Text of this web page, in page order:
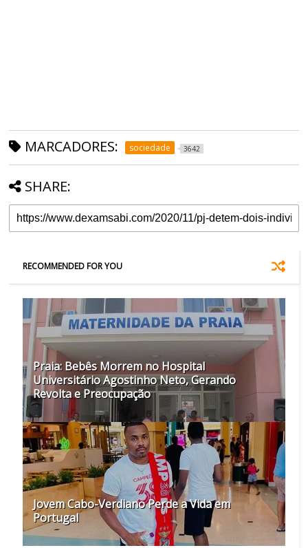
MARCADORES: sociedade 3642
SHARE:
RECOMMENDED FOR YOU
Praia: Bebês Morrem no Hospital
Universitário Agostinho Neto, Gerando
Revolta e Preocupação
Jovem Cabo-Verdiano Perde a Vida em
Portugal